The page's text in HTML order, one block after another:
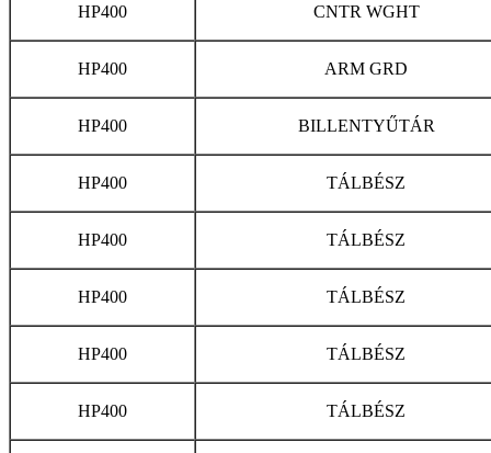
HP400 CNTR WGHT
HP400 ARM GRD
HP400 BILLENTYŰTÁR
HP400 TÁLBÉSZ
HP400 TÁLBÉSZ
HP400 TÁLBÉSZ
HP400 TÁLBÉSZ
HP400 TÁLBÉSZ